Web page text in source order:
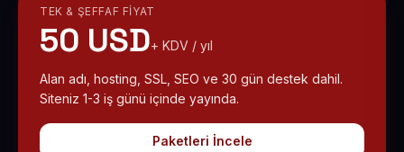
TEK & ŞEFFAF FIYAT
50 USD+ KDV / yıl
Alan adı, hosting, SSL, SEO ve 30 gün destek dahil.
Siteniz 1-3 iş günü içinde yayında.
Paketleri İncele